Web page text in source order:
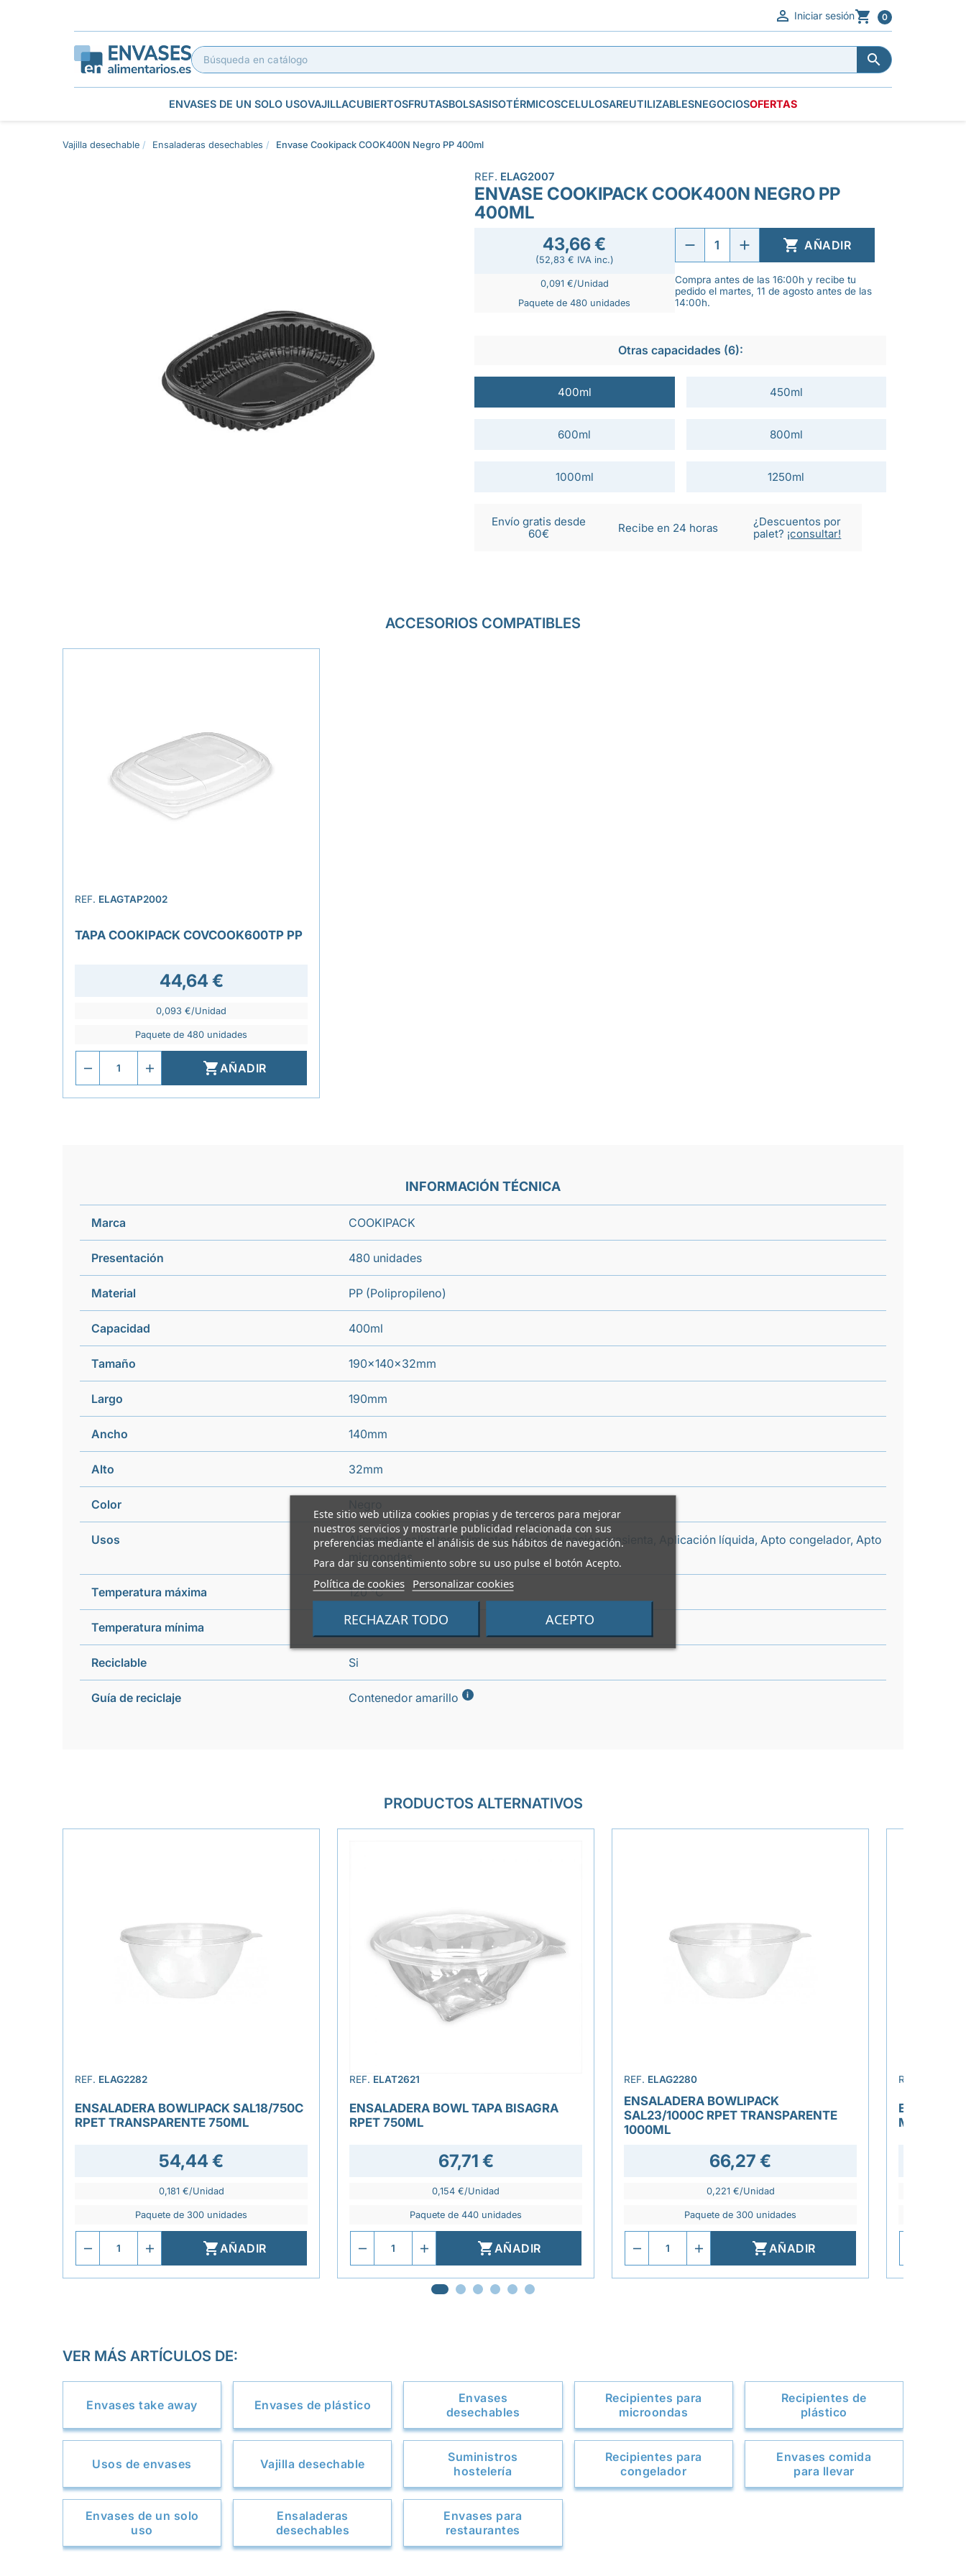
 Iniciar sesión 0


ENVASES DE UN SOLO USOVAJILLACUBIERTOSFRUTASBOLSASISOTÉRMICOSCELULOSAREUTILIZABLESNEGOCIOSOFERTAS
Este sitio web utiliza cookies propias y de terceros para mejorar
nuestros servicios y mostrarle publicidad relacionada con sus
preferencias mediante el análisis de sus hábitos de navegación.
Para dar su consentimiento sobre su uso pulse el botón Acepto.
Política de cookies Personalizar cookies
RECHAZAR TODO ACEPTO
Vajilla desechable Ensaladeras desechables Envase Cookipack COOK400N Negro PP 400ml
REF. ELAG2007
ENVASE COOKIPACK COOK400N NEGRO PP
400ML
43,66 €
(52,83 € IVA inc.)
0,091 €/Unidad
Paquete de 480 unidades
 AÑADIR
Compra antes de las 16:00h y recibe tu
pedido el martes, 11 de agosto antes de las
14:00h.
Otras capacidades (6):
400ml 450ml
600ml 800ml
1000ml 1250ml
Envío gratis desde
60€
Recibe en 24 horas
¿Descuentos por
palet? ¡consultar!
ACCESORIOS COMPATIBLES
REF. ELAGTAP2002
TAPA COOKIPACK COVCOOK600TP PP
44,64 €
0,093 €/Unidad
Paquete de 480 unidades
AÑADIR
INFORMACIÓN TÉCNICA
Marca COOKIPACK
Presentación 480 unidades
Material PP (Polipropileno)
Capacidad 400ml
Tamaño 190x140x32mm
Largo 190mm
Ancho 140mm
Alto 32mm
Color
Usos
Alimentos calientes, Alimentos fríos, Aplicación grasienta, Aplicación líquida, Apto congelador, Apto
microondas
Temperatura máxima 120 °C
Temperatura mínima -20 °C
Reciclable Si
Guía de reciclaje Contenedor amarillo i
PRODUCTOS ALTERNATIVOS
REF. ELAG2282
ENSALADERA BOWLIPACK SAL18/750C
RPET TRANSPARENTE 750ML
54,44 €
0,181 €/Unidad
Paquete de 300 unidades
AÑADIR
REF. ELAT2621
ENSALADERA BOWL TAPA BISAGRA
RPET 750ML
67,71 €
0,154 €/Unidad
Paquete de 440 unidades
AÑADIR
REF. ELAG2280
ENSALADERA BOWLIPACK
SAL23/1000C RPET TRANSPARENTE
1000ML
66,27 €
0,221 €/Unidad
Paquete de 300 unidades
AÑADIR
REF.
ENVASE
VER MÁS ARTÍCULOS DE:
Envases take away Envases de plástico
Envases
desechables
Recipientes para
microondas
Recipientes de
plástico
Usos de envases Vajilla desechable
Suministros
hostelería
Recipientes para
congelador
Envases comida
para llevar
Envases de un solo
uso
Ensaladeras
desechables
Envases para
restaurantes